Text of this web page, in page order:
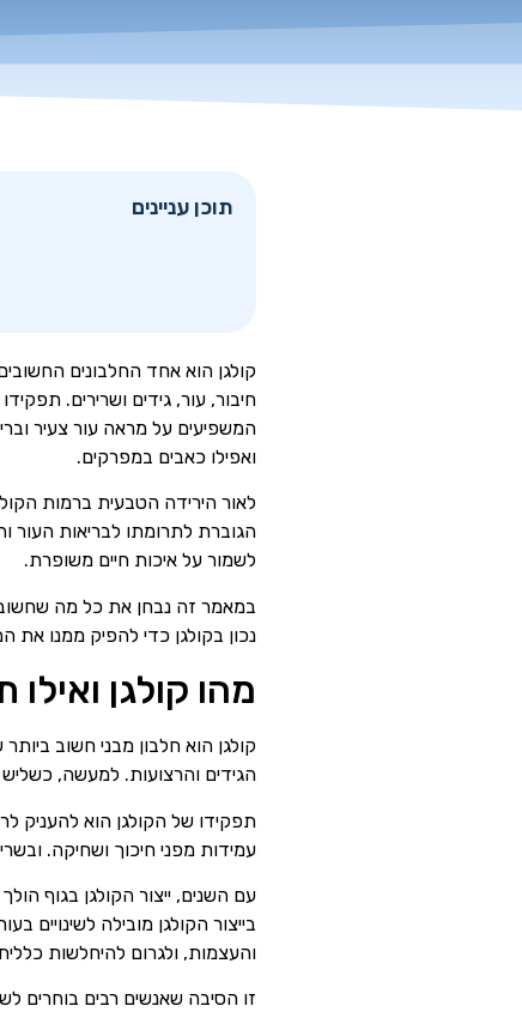
תוכן עניינים
חיבור, עור, גידים ושרירים.
המשפיעים על מראה עור צעיר
ואפילו כאבים במפרקים.
לאור הירידה הטבעית ברמות
הגוברת לתרומתו לבריאות
לשמור על איכות חיים משופרת.
במאמר זה נבחן את כל מה שחשוב
נכון בקולגן כדי להפיק ממנו את
מהו קולגן
קולגן הוא חלבון מבני חשוב
הגידים והרצועות. למעשה,
תפקידו של הקולגן הוא להעניק
עמידות מפני חיכוך ושחיקה.
בייצור הקולגן מובילה
והעצמות, ולגרום להיחלשות
זו הסיבה שאנשים רבים בוחרים